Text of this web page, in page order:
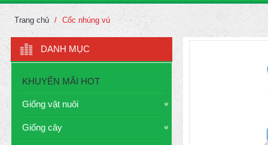
Trang chủ Cốc nhúng vú
DANH MỤC
KHUYẾN MÃI HOT
Giống vật nuôi
Giống cây